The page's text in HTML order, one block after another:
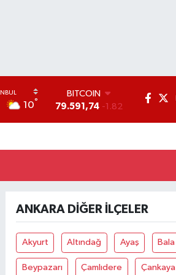
10°
BITCOIN
79.591,74 -1.82
61,60380 0.18
6862,09000
0.19
BİST100
14.598,00
0
ANKARA DIĞER İLÇELER
Akyurt Altındağ Ayaş Bala
Beypazarı Çamlıdere Çankaya